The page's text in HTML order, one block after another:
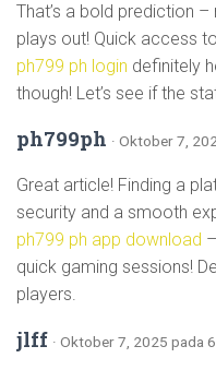
That’s a bold prediction
plays out! Quick access
ph799 ph login definitely
though! Let’s see if the
ph799ph · Oktober 7,
Great article! Finding a
security and a smooth
ph799 ph app download
quick gaming sessions!
players.
jlff · Oktober 7, 2025 pada